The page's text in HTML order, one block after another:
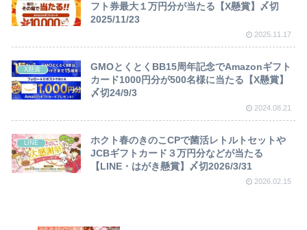
フト券最大１万円分が当たる【X懸賞】〆切
2025/11/23
2025.11.17
X懸賞
GMOとくとくBB15周年記念でAmazonギフト
カード1000円分が500名様に当たる【X懸賞】
〆切24/9/3
2024.08.21
LINE
ホクト春のきのこCPで菌活レトルトセットや
JCBギフトカード３万円分などが当たる
【LINE・はがき懸賞】〆切2026/3/31
2026.02.15